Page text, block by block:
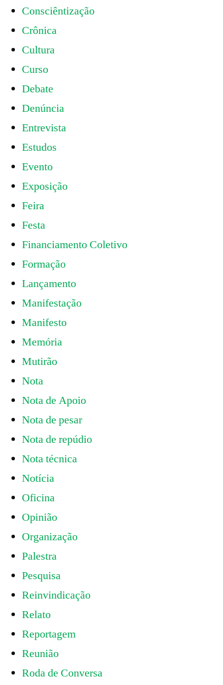
Consciêntização
Crônica
Cultura
Curso
Debate
Denúncia
Entrevista
Estudos
Evento
Exposição
Feira
Festa
Financiamento Coletivo
Formação
Lançamento
Manifestação
Manifesto
Memória
Mutirão
Nota
Nota de Apoio
Nota de pesar
Nota de repúdio
Nota técnica
Notícia
Oficina
Opinião
Organização
Palestra
Pesquisa
Reinvindicação
Relato
Reportagem
Reunião
Roda de Conversa